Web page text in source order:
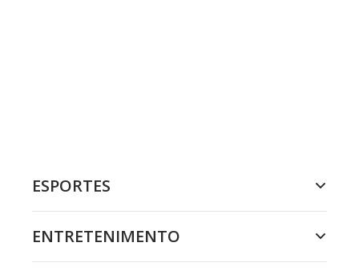
ESPORTES
ENTRETENIMENTO